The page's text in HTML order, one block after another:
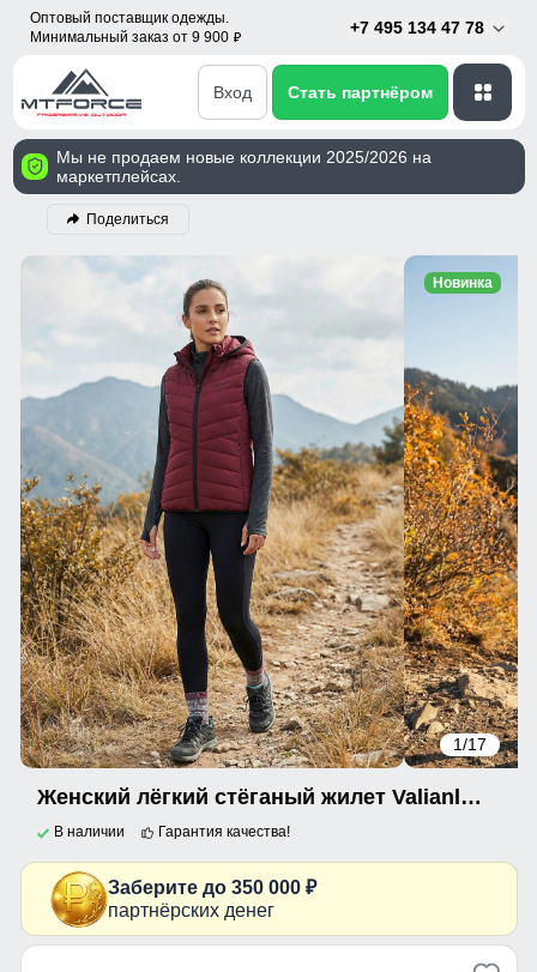
Оптовый поставщик одежды.
Минимальный заказ от 9 900 p
+7 495 134 47 78
Вход Стать партнёром
Мы не продаем новые коллекции 2025/2026 на
маркетплейсах.
Поделиться
1/17
Новинка
Женский лёгкий стёганый жилет Valianly с капюшоном бордового цвета 9636_2Bo
В наличии Гарантия качества!
Заберите до 350 000 ₽
партнёрских денег